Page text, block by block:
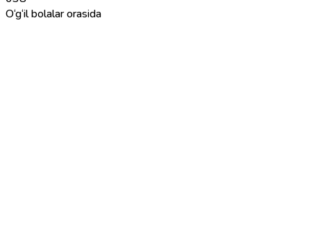
O‘g‘il bolalar orasida